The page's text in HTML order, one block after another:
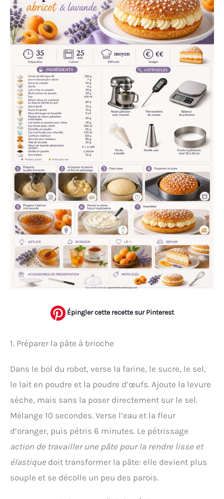
Épingler cette recette sur Pinterest
1. Préparer la pâte à brioche
Dans le bol du robot, verse la farine, le sucre, le sel,
le lait en poudre et la poudre d’œufs. Ajoute la levure
sèche, mais sans la poser directement sur le sel.
Mélange 10 secondes. Verse l’eau et la fleur
d’oranger, puis pétris 6 minutes. Le pétrissage
action de travailler une pâte pour la rendre lisse et
élastique doit transformer la pâte: elle devient plus
souple et se décolle un peu des parois.